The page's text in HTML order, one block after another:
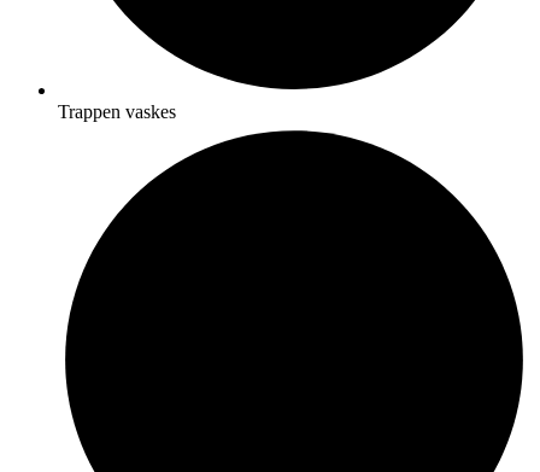
Trappen vaskes